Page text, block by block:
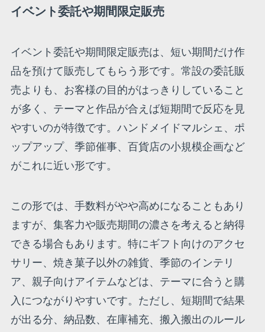
イベント委託や期間限定販売
イベント委託や期間限定販売は、短い期間だけ作
品を預けて販売してもらう形です。常設の委託販
売よりも、お客様の目的がはっきりしていること
が多く、テーマと作品が合えば短期間で反応を見
やすいのが特徴です。ハンドメイドマルシェ、ポ
ップアップ、季節催事、百貨店の小規模企画など
がこれに近い形です。
この形では、手数料がやや高めになることもあり
ますが、集客力や販売期間の濃さを考えると納得
できる場合もあります。特にギフト向けのアクセ
サリー、焼き菓子以外の雑貨、季節のインテリ
ア、親子向けアイテムなどは、テーマに合うと購
入につながりやすいです。ただし、短期間で結果
が出る分、納品数、在庫補充、搬入搬出のルール